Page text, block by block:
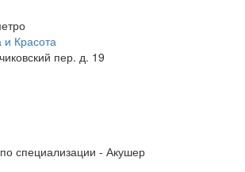
Красота
пер. д. 19
специализации - Акушер